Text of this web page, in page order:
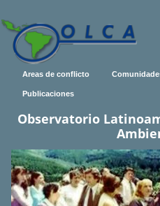
Areas de conflicto
Publicaciones
Observatorio